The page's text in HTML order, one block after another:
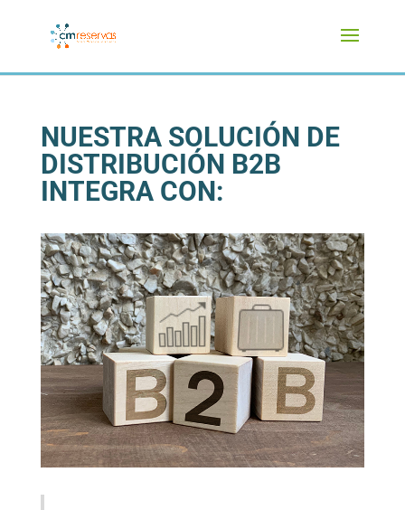
NUESTRA SOLUCIÓN DE
DISTRIBUCIÓN B2B
INTEGRA CON: